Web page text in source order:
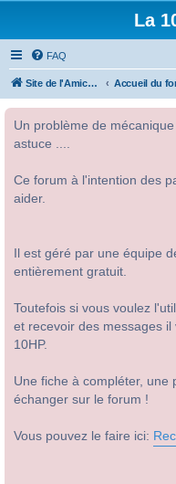
La
FAQ
Site de l'Amicale Citroën 10HP Accueil du
Un problème de
astuce ....
Ce forum à l'intention des
aider.
Il est géré par une équipe
entièrement gratuit.
Toutefois si vous voulez
et recevoir des messages
10HP.
Une fiche à compléter, une
échanger sur le forum !
Vous pouvez le faire ici: